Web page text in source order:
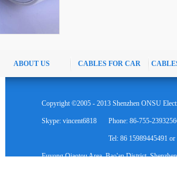
ABOUT US CABLES FOR CAR
Skype: vincent6818 Phone: 86-755-
Tel: 86 15989445491
Fuyong Qiaotou Area, Bao'an District,
Copyright ©2005 - 2013 Shenzhen ONSU